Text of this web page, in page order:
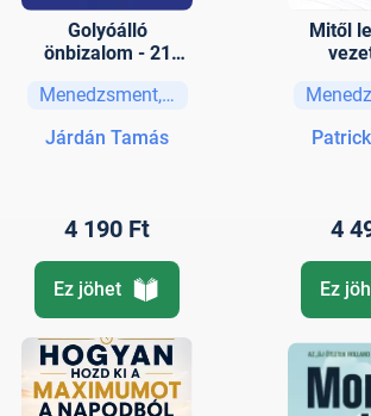
Golyóálló
önbizalom - 21
modell a céljaid
Menedzsment, vezetési stratégiák
Járdán Tamás
4 190 Ft
Ez jöhet
Mitől
4
Ez